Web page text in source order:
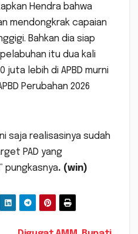
Hendra bahwa
mendongkrak capaian
Bahkan dia siap
itu dua kali
juta lebih di APBD murni
Perubahan 2026
saja realisasinya sudah
PAD yang
pungkasnya. (win)